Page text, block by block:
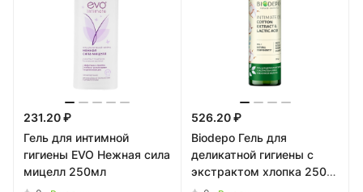
231.20 ₽
Гель для интимной
гигиены EVO Нежная сила
мицелл 250мл
526.20 ₽
Biodepo Гель для
деликатной гигиены с
экстрактом хлопка 250
мл